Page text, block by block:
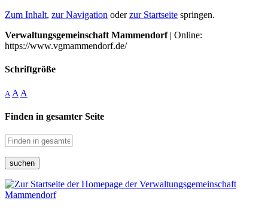
Zum Inhalt, zur Navigation oderzur Startseite springen.
Verwaltungsgemeinschaft Mammendorf| Online:
https://www.vgmammendorf.de/
Schriftgröße
A A A
Finden in gesamter Seite
suchen